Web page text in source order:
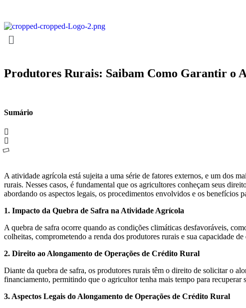
Produtores Rurais: Saibam Como Garantir o
Sumário
A atividade agrícola está sujeita a uma série de fatores externos, e um dos
rurais. Nesses casos, é fundamental que os agricultores conheçam seus
abordando os aspectos legais, os procedimentos envolvidos e os benefícios
1. Impacto da Quebra de Safra na Atividade Agrícola
A quebra de safra ocorre quando as condições climáticas desfavoráveis,
colheitas, comprometendo a renda dos produtores rurais e sua capacidade
2. Direito ao Alongamento de Operações de Crédito Rural
Diante da quebra de safra, os produtores rurais têm o direito de solicitar o
financiamento, permitindo que o agricultor tenha mais tempo para recuperar
3. Aspectos Legais do Alongamento de Operações de Crédito Rural